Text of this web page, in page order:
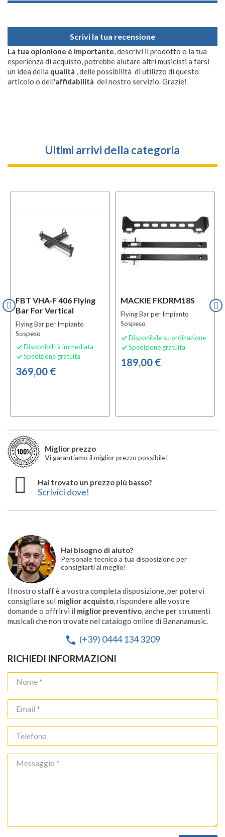
Scrivi la tua recensione
La tua opionione è importante, descrivi il prodotto o la tua
esperienza di acquisto, potrebbe aiutare altri musicisti a farsi
un idea della qualità , delle possibilità di utilizzo di questo
articolo o dell'affidabilità del nostro servizio. Grazie!
Ultimi arrivi della categoria
FBT VHA-F 406 Flying
Bar For Vertical
Flying Bar per Impianto
Sospeso
 Disponibilità immediata
 Spedizione gratuita
369,00 €
MACKIE FKDRM18S
Flying Bar per Impianto
Sospeso
 Disponibile su ordinazione
 Spedizione gratuita
189,00 €
Miglior prezzo
Vi garantiamo il miglior prezzo possibile!
Hai trovato un prezzo più basso?
Scrivici dove!
Hai bisogno di aiuto?
Personale tecnico a tua disposizione per
consigliarti al meglio!
Il nostro staff è a vostra completa disposizione, per potervi
consigliare sul miglior acquisto, rispondere alle vostre
domande o offrirvi il miglior preventivo, anche per strumenti
musicali che non trovate nel catalogo online di Bananamusic.
phone (+39) 0444 134 3209
RICHIEDI INFORMAZIONI